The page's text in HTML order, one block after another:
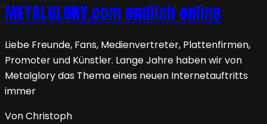
METALGLORY.com endlich online
Liebe Freunde, Fans, Medienvertreter, Plattenfirmen,
Promoter und Künstler. Lange Jahre haben wir von
Metalglory das Thema eines neuen Internetauftritts
immer
Von Christoph